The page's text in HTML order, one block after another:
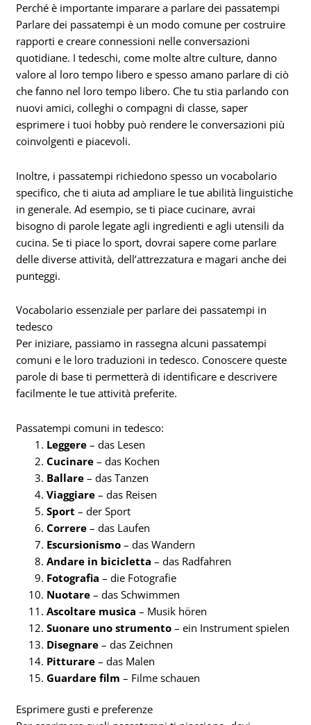
Perché è importante imparare a parlare dei passatempi
Parlare dei passatempi è un modo comune per costruire
rapporti e creare connessioni nelle conversazioni
quotidiane. I tedeschi, come molte altre culture, danno
valore al loro tempo libero e spesso amano parlare di ciò
che fanno nel loro tempo libero. Che tu stia parlando con
nuovi amici, colleghi o compagni di classe, saper
esprimere i tuoi hobby può rendere le conversazioni più
coinvolgenti e piacevoli.
Inoltre, i passatempi richiedono spesso un vocabolario
specifico, che ti aiuta ad ampliare le tue abilità linguistiche
in generale. Ad esempio, se ti piace cucinare, avrai
bisogno di parole legate agli ingredienti e agli utensili da
cucina. Se ti piace lo sport, dovrai sapere come parlare
delle diverse attività, dell’attrezzatura e magari anche dei
punteggi.
Vocabolario essenziale per parlare dei passatempi in
tedesco
Per iniziare, passiamo in rassegna alcuni passatempi
comuni e le loro traduzioni in tedesco. Conoscere queste
parole di base ti permetterà di identificare e descrivere
facilmente le tue attività preferite.
Passatempi comuni in tedesco:
Leggere – das Lesen
Cucinare – das Kochen
Ballare – das Tanzen
Viaggiare – das Reisen
Sport – der Sport
Correre – das Laufen
Escursionismo – das Wandern
Andare in bicicletta – das Radfahren
Fotografia – die Fotografie
Nuotare – das Schwimmen
Ascoltare musica – Musik hören
Suonare uno strumento – ein Instrument spielen
Disegnare – das Zeichnen
Pitturare – das Malen
Guardare film – Filme schauen
Esprimere gusti e preferenze